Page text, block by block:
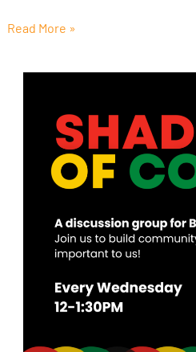
Read More »